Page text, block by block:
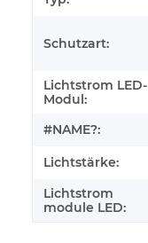
Schutzart:
Lichtstrom LED-
Modul:
#NAME?:
Lichtstärke:
Lichtstrom
module LED: